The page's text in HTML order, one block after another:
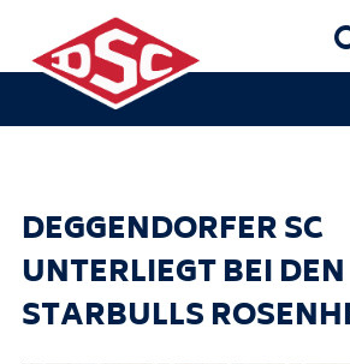
DEGGENDORFER SC
UNTERLIEGT BEI DEN
STARBULLS